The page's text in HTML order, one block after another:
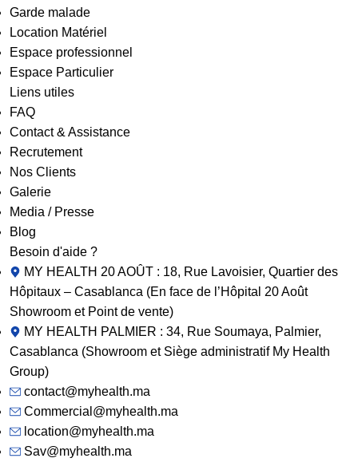
Garde malade
Location Matériel
Espace professionnel
Espace Particulier
Liens utiles
FAQ
Contact & Assistance
Recrutement
Nos Clients
Galerie
Media / Presse
Blog
Besoin d'aide ?
MY HEALTH 20 AOÛT : 18, Rue Lavoisier, Quartier des
Hôpitaux – Casablanca (En face de l’Hôpital 20 Août
Showroom et Point de vente)
MY HEALTH PALMIER : 34, Rue Soumaya, Palmier,
Casablanca (Showroom et Siège administratif My Health
Group)
contact@myhealth.ma
Commercial@myhealth.ma
location@myhealth.ma
Sav@myhealth.ma